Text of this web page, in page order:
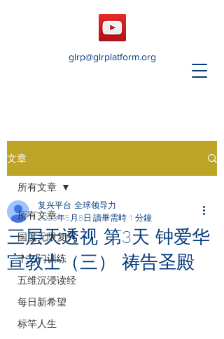
glrp@glrplatform.org
文章
所有文章
国度无限复兴
十二门训练
五维沉浸读经
每日新希望
标竿人生
所有文章
三层天透视 第3天 钟爱华
宣教士（三） 祷告圣殿
复兴平台 全球领导力
2023年5月8日 讀畢需時 1 分鐘